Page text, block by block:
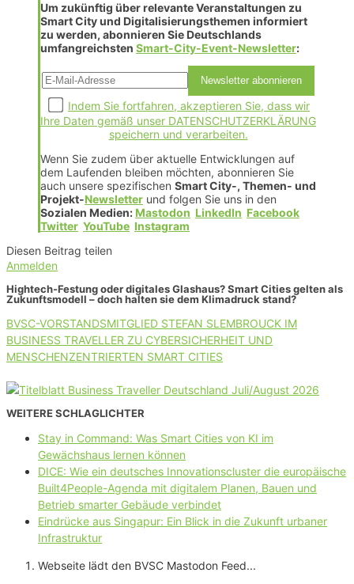
Um zukünftig über relevante Veranstaltungen zu
Smart City und Digitalisierungsthemen informiert
zu werden, abonnieren Sie Deutschlands
umfangreichsten Smart-City-Event-Newsletter:
Indem Sie fortfahren, akzeptieren Sie, dass wir
Ihre Daten gemäß unser DATENSCHUTZERKLÄRUNG
speichern und verarbeiten.
Wenn Sie zudem über aktuelle Entwicklungen auf
dem Laufenden bleiben möchten, abonnieren Sie
auch unsere spezifischen Smart City-, Themen- und
Projekt-Newsletter und folgen Sie uns in den
Sozialen Medien: Mastodon LinkedIn Facebook
Twitter YouTube Instagram
Diesen Beitrag teilen
Anmelden
Hightech-Festung oder digitales Glashaus? Smart Cities gelten als
Zukunftsmodell – doch halten sie dem Klimadruck stand?
BVSC-VORSTANDSMITGLIED STEFAN SLEMBROUCK IM
BUSINESS TRAVELLER ZU CYBERSICHERHEIT UND
MENSCHENZENTRIERTEN SMART CITIES
WEITERE SCHLAGLICHTER
Stay in Command: Was Smart Cities von KI im
Gewächshaus lernen können
DICE: Wie ein deutsches Innovationscluster die europäische
Built4People-Agenda mit digitalem Planen, Bauen und
Betrieb smarter Gebäude verbindet
Eindrücke aus Singapur: Ein Blick in die Zukunft urbaner
Infrastruktur
Webseite lädt den BVSC Mastodon Feed...